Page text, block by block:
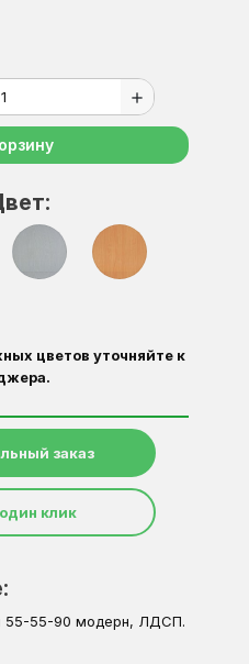
add
цветов уточняйте к
заказ
клик
55-55-90 модерн, ЛДСП.